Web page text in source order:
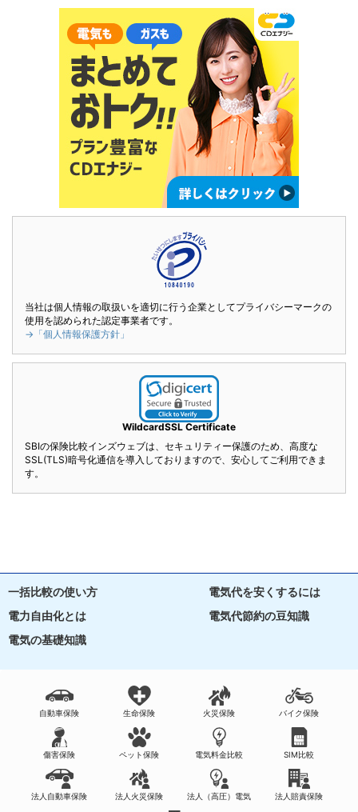
当社は個人情報の取扱いを適切に行う企業としてプライバシーマークの
使用を認められた認定事業者です。
→「個人情報保護方針」
WildcardSSL Certificate
SBIの保険比較インズウェブは、セキュリティー保護のため、高度な
SSL(TLS)暗号化通信を導入しておりますので、安心してご利用できま
す。
一括比較の使い方
電気代を安くするには
電力自由化とは
電気代節約の豆知識
電気の基礎知識
自動車保険 生命保険 火災保険 バイク保険
傷害保険 ペット保険 電気料金比較 SIM比較
法人自動車保険 法人火災保険 法人（高圧）電気 法人賠責保険